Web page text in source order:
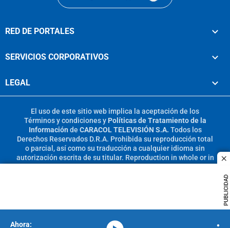
PUBLICIDAD
RED DE PORTALES
SERVICIOS CORPORATIVOS
LEGAL
El uso de este sitio web implica la aceptación de los
Términos y condicionesy Políticas de Tratamiento de la
Información de CARACOL TELEVISIÓN S.A. Todos los
Derechos Reservados D.R.A. Prohibida su reproducción total
o parcial, así como su traducción a cualquier idioma sin
autorización escrita de su titular. Reproduction in whole or in